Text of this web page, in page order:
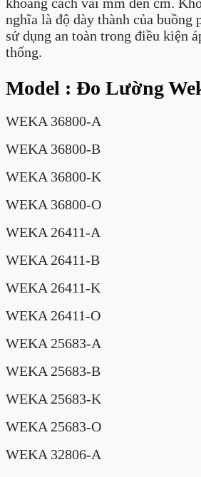
nghĩa là độ dày thành của buồng
sử dụng an toàn trong điều kiện
thống.
Model : Đo Lường
WEKA 36800-A
WEKA 36800-B
WEKA 36800-K
WEKA 36800-O
WEKA 26411-A
WEKA 26411-B
WEKA 26411-K
WEKA 26411-O
WEKA 25683-A
WEKA 25683-B
WEKA 25683-K
WEKA 25683-O
WEKA 32806-A